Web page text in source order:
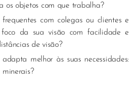
os objetos com que trabalha?
com colegas ou clientes e
da sua visão com facilidade e
de visão?
melhor às suas necessidades:
minerais?